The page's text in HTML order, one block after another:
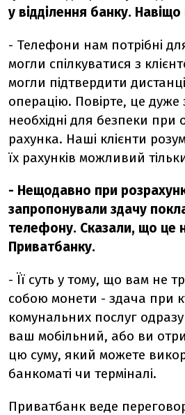
у відділення банку.
- Телефони нам потрібні
могли спілкуватися з
могли підтвердити
операцію. Повірте, це
необхідні для безпеки при
рахунка. Наші клієнти
їх рахунків можливий
- Нещодавно при
запропонували здачу
телефону. Сказали, що це
Приватбанку.
- Її суть у тому, що вам не
собою монети - здача при
комунальних послуг
ваш мобільний, або ви
цю суму, який можете
банкоматі чи терміналі.
Приватбанк веде